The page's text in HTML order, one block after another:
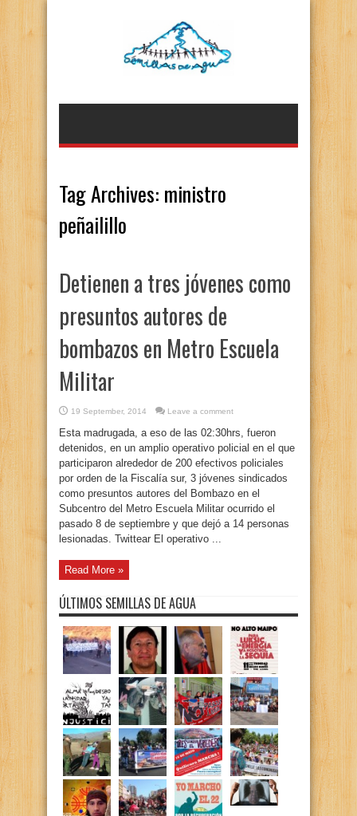
Tag Archives: ministro
peñailillo
Detienen a tres jóvenes como
presuntos autores de
bombazos en Metro Escuela
Militar
19 September, 2014 Leave a comment
Esta madrugada, a eso de las 02:30hrs, fueron
detenidos, en un amplio operativo policial en el que
participaron alrededor de 200 efectivos policiales
por orden de la Fiscalía sur, 3 jóvenes sindicados
como presuntos autores del Bombazo en el
Subcentro del Metro Escuela Militar ocurrido el
pasado 8 de septiembre y que dejó a 14 personas
lesionadas. Twittear El operativo ...
Read More »
ÚLTIMOS SEMILLAS DE AGUA